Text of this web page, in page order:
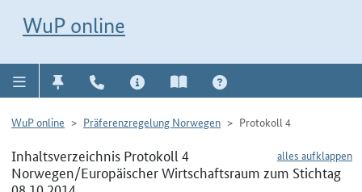
WuP online
WuP online Präferenzregelung Norwegen Protokoll 4
alles aufklappen
Inhaltsverzeichnis Protokoll 4
Norwegen/Europäischer Wirtschaftsraum zum Stichtag